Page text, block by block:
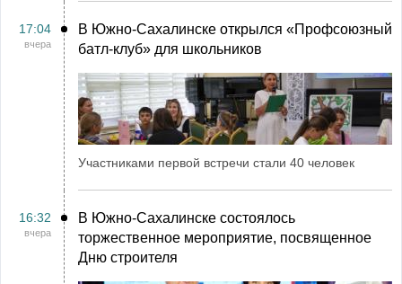
17:04
вчера
В Южно-Сахалинске открылся «Профсоюзный
батл-клуб» для школьников
Участниками первой встречи стали 40 человек
16:32
вчера
В Южно-Сахалинске состоялось
торжественное мероприятие, посвященное
Дню строителя